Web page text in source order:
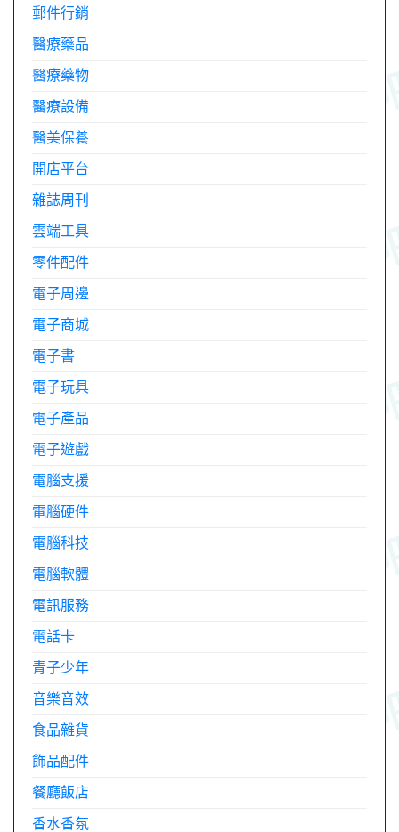
郵件行銷
醫療藥品
醫療藥物
醫療設備
醫美保養
開店平台
雜誌周刊
雲端工具
零件配件
電子周邊
電子商城
電子書
電子玩具
電子產品
電子遊戲
電腦支援
電腦硬件
電腦科技
電腦軟體
電訊服務
電話卡
青子少年
音樂音效
食品雜貨
飾品配件
餐廳飯店
香水香氛